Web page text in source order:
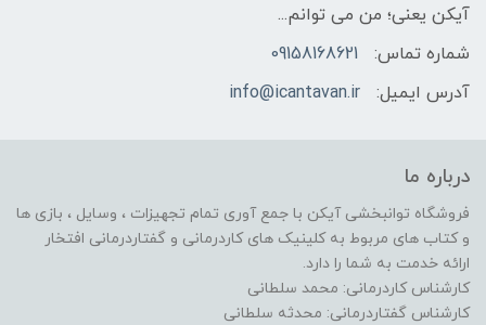
آیکن یعنی؛ من می توانم...
شماره تماس:
09158168621
آدرس ایمیل:
info@icantavan.ir
درباره ما
فروشگاه توانبخشی آیکن با جمع آوری تمام تجهیزات ، وسایل ، بازی ها
و کتاب های مربوط به کلینیک های کاردرمانی و گفتاردرمانی افتخار
ارائه خدمت به شما را دارد.
کارشناس کاردرمانی: محمد سلطانی
کارشناس گفتاردرمانی: محدثه سلطانی